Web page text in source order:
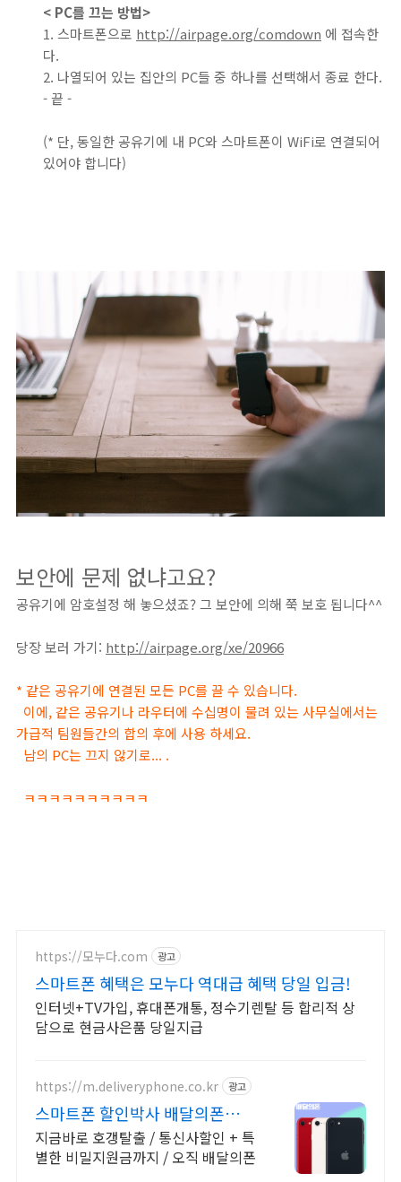
< PC를 끄는 방법>
1. 스마트폰으로 http://airpage.org/comdown 에 접속한
다.
2. 나열되어 있는 집안의 PC들 중 하나를 선택해서 종료 한다.
- 끝 -
(* 단, 동일한 공유기에 내 PC와 스마트폰이 WiFi로 연결되어
있어야 합니다)
보안에 문제 없냐고요?
공유기에 암호설정 해 놓으셨죠? 그 보안에 의해 쭉 보호 됩니다^^
당장 보러 가기: http://airpage.org/xe/20966
* 같은 공유기에 연결된 모든 PC를 끌 수 있습니다.
이에, 같은 공유기나 라우터에 수십명이 물려 있는 사무실에서는
가급적 팀원들간의 합의 후에 사용 하세요.
남의 PC는 끄지 않기로... .
ㅋㅋㅋㅋㅋㅋㅋㅋㅋㅋ
https://모누다.com 광고
스마트폰 혜택은 모누다 역대급 혜택 당일 입금!
인터넷+TV가입, 휴대폰개통, 정수기렌탈 등 합리적 상
담으로 현금사은품 당일지급
https://m.deliveryphone.co.kr 광고
스마트폰 할인박사 배달의폰
Secret 비밀지원금!
지금바로 호갱탈출 / 통신사할인 + 특
별한 비밀지원금까지 / 오직 배달의폰